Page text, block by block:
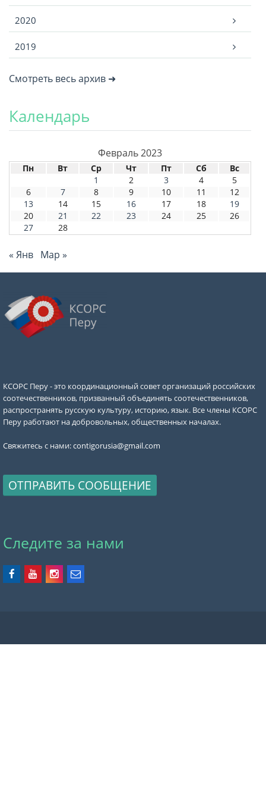
2020
2019
Смотреть весь архив ➜
Календарь
Февраль 2023
Пн Вт Ср Чт Пт Сб
Вс
1
2 3 4
5
6
7 8 9 10 11
12
13
14 15 16 17 18
19
20
21 22 23 24 25
26
27
28
« Янв Мар »
КСОРС Перу - это координационный совет организаций российских
соотечественников, призванный объединять соотечественников,
распространять русскую культуру, историю, язык. Все члены КСОРС
Перу работают на добровольных, общественных началах.
Свяжитесь с нами:contigorusia@gmail.com
ОТПРАВИТЬ СООБЩЕНИЕ
Следите за нами